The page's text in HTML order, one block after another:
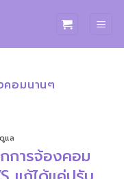
คอมนานๆ
แล
การจ้องคอม